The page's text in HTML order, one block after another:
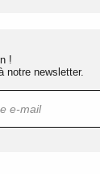
!
notre newsletter.